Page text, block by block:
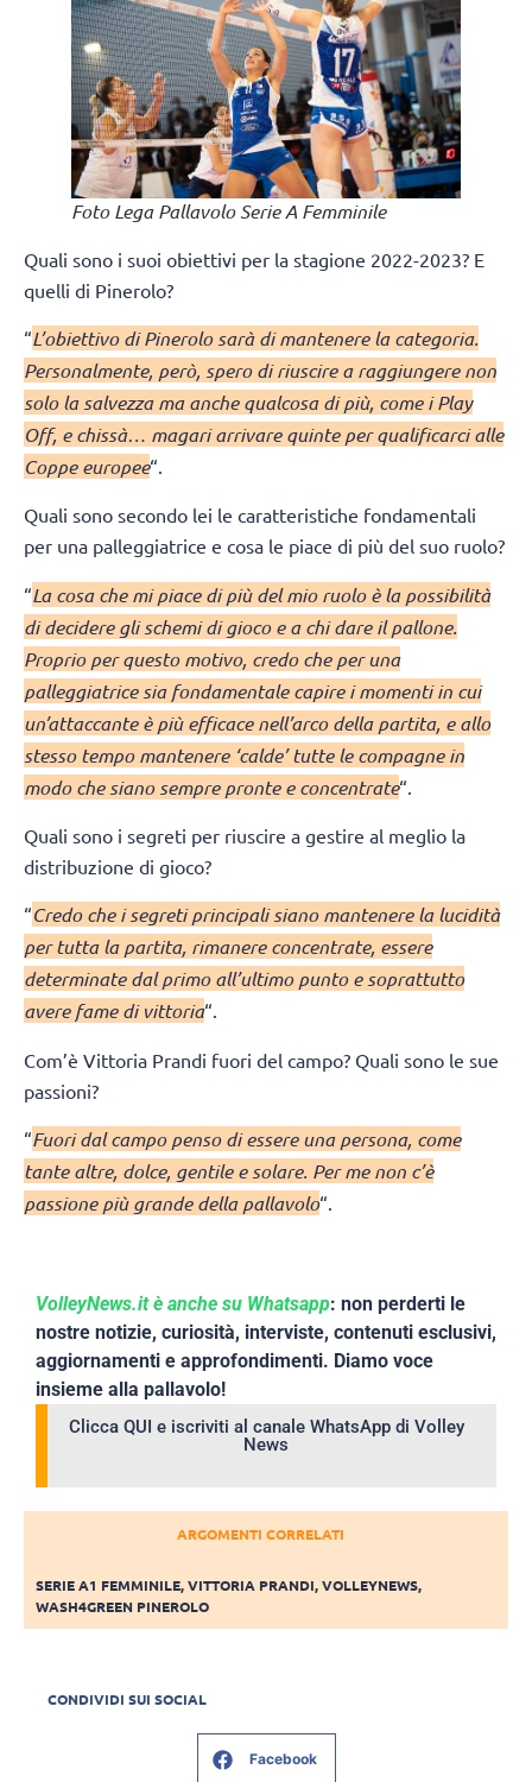
Foto Lega Pallavolo Serie A Femminile
Quali sono i suoi obiettivi per la stagione 2022-2023? E
quelli di Pinerolo?
“L’obiettivo di Pinerolo sarà di mantenere la categoria.
Personalmente, però, spero di riuscire a raggiungere non
solo la salvezza ma anche qualcosa di più, come i Play
Off, e chissà… magari arrivare quinte per qualificarci alle
Coppe europee“.
Quali sono secondo lei le caratteristiche fondamentali
per una palleggiatrice e cosa le piace di più del suo ruolo?
“La cosa che mi piace di più del mio ruolo è la possibilità
di decidere gli schemi di gioco e a chi dare il pallone.
Proprio per questo motivo, credo che per una
palleggiatrice sia fondamentale capire i momenti in cui
un’attaccante è più efficace nell’arco della partita, e allo
stesso tempo mantenere ‘calde’ tutte le compagne in
modo che siano sempre pronte e concentrate“.
Quali sono i segreti per riuscire a gestire al meglio la
distribuzione di gioco?
“Credo che i segreti principali siano mantenere la lucidità
per tutta la partita, rimanere concentrate, essere
determinate dal primo all’ultimo punto e soprattutto
avere fame di vittoria“.
Com’è Vittoria Prandi fuori del campo? Quali sono le sue
passioni?
“Fuori dal campo penso di essere una persona, come
tante altre, dolce, gentile e solare. Per me non c’è
passione più grande della pallavolo“.
VolleyNews.it è anche su Whatsapp: non perderti le
nostre notizie, curiosità, interviste, contenuti esclusivi,
aggiornamenti e approfondimenti. Diamo voce
insieme alla pallavolo!
Clicca QUI e iscriviti al canale WhatsApp di Volley
News
ARGOMENTI CORRELATI
SERIE A1 FEMMINILE,VITTORIA PRANDI,VOLLEYNEWS,
WASH4GREEN PINEROLO
CONDIVIDI SUI SOCIAL
Facebook